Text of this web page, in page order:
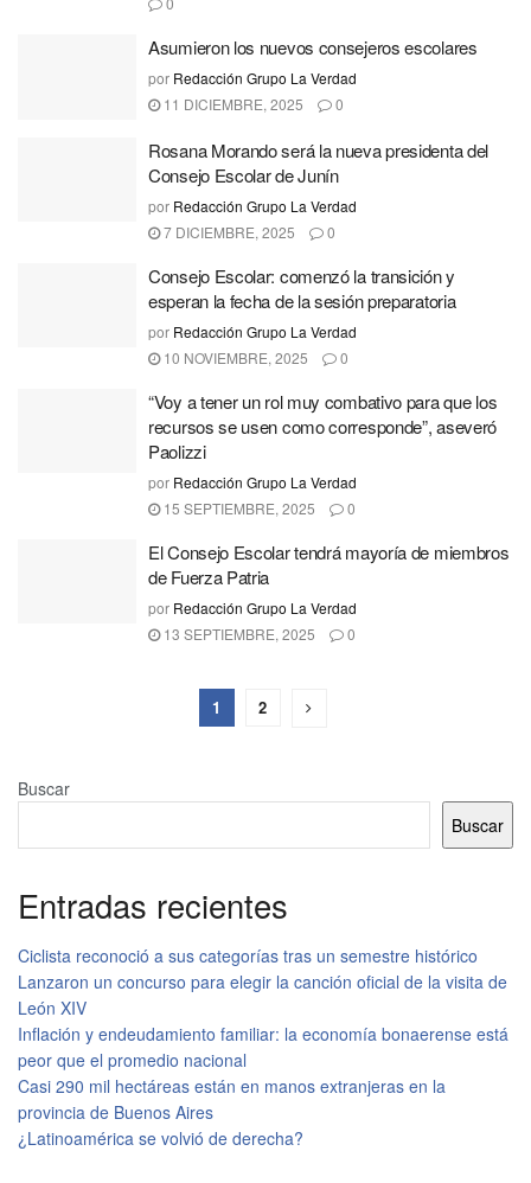
Asumieron los nuevos consejeros escolares
por Redacción Grupo La Verdad
11 DICIEMBRE, 2025
0
Rosana Morando será la nueva presidenta del
Consejo Escolar de Junín
por Redacción Grupo La Verdad
7 DICIEMBRE, 2025
0
Consejo Escolar: comenzó la transición y
esperan la fecha de la sesión preparatoria
por Redacción Grupo La Verdad
10 NOVIEMBRE, 2025
0
“Voy a tener un rol muy combativo para que los
recursos se usen como corresponde”, aseveró
Paolizzi
por Redacción Grupo La Verdad
15 SEPTIEMBRE, 2025
0
El Consejo Escolar tendrá mayoría de miembros
de Fuerza Patria
por Redacción Grupo La Verdad
13 SEPTIEMBRE, 2025
0
1 2
Buscar
Buscar
Entradas recientes
Ciclista reconoció a sus categorías tras un semestre histórico
Lanzaron un concurso para elegir la canción oficial de la visita de
León XIV
Inflación y endeudamiento familiar: la economía bonaerense está
peor que el promedio nacional
Casi 290 mil hectáreas están en manos extranjeras en la
provincia de Buenos Aires
¿Latinoamérica se volvió de derecha?